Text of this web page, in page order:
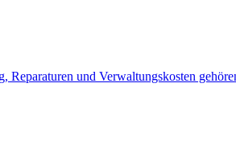
und Verwaltungskosten